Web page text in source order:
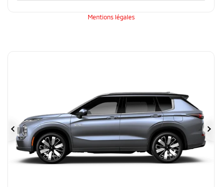
Mentions légales
Précédent